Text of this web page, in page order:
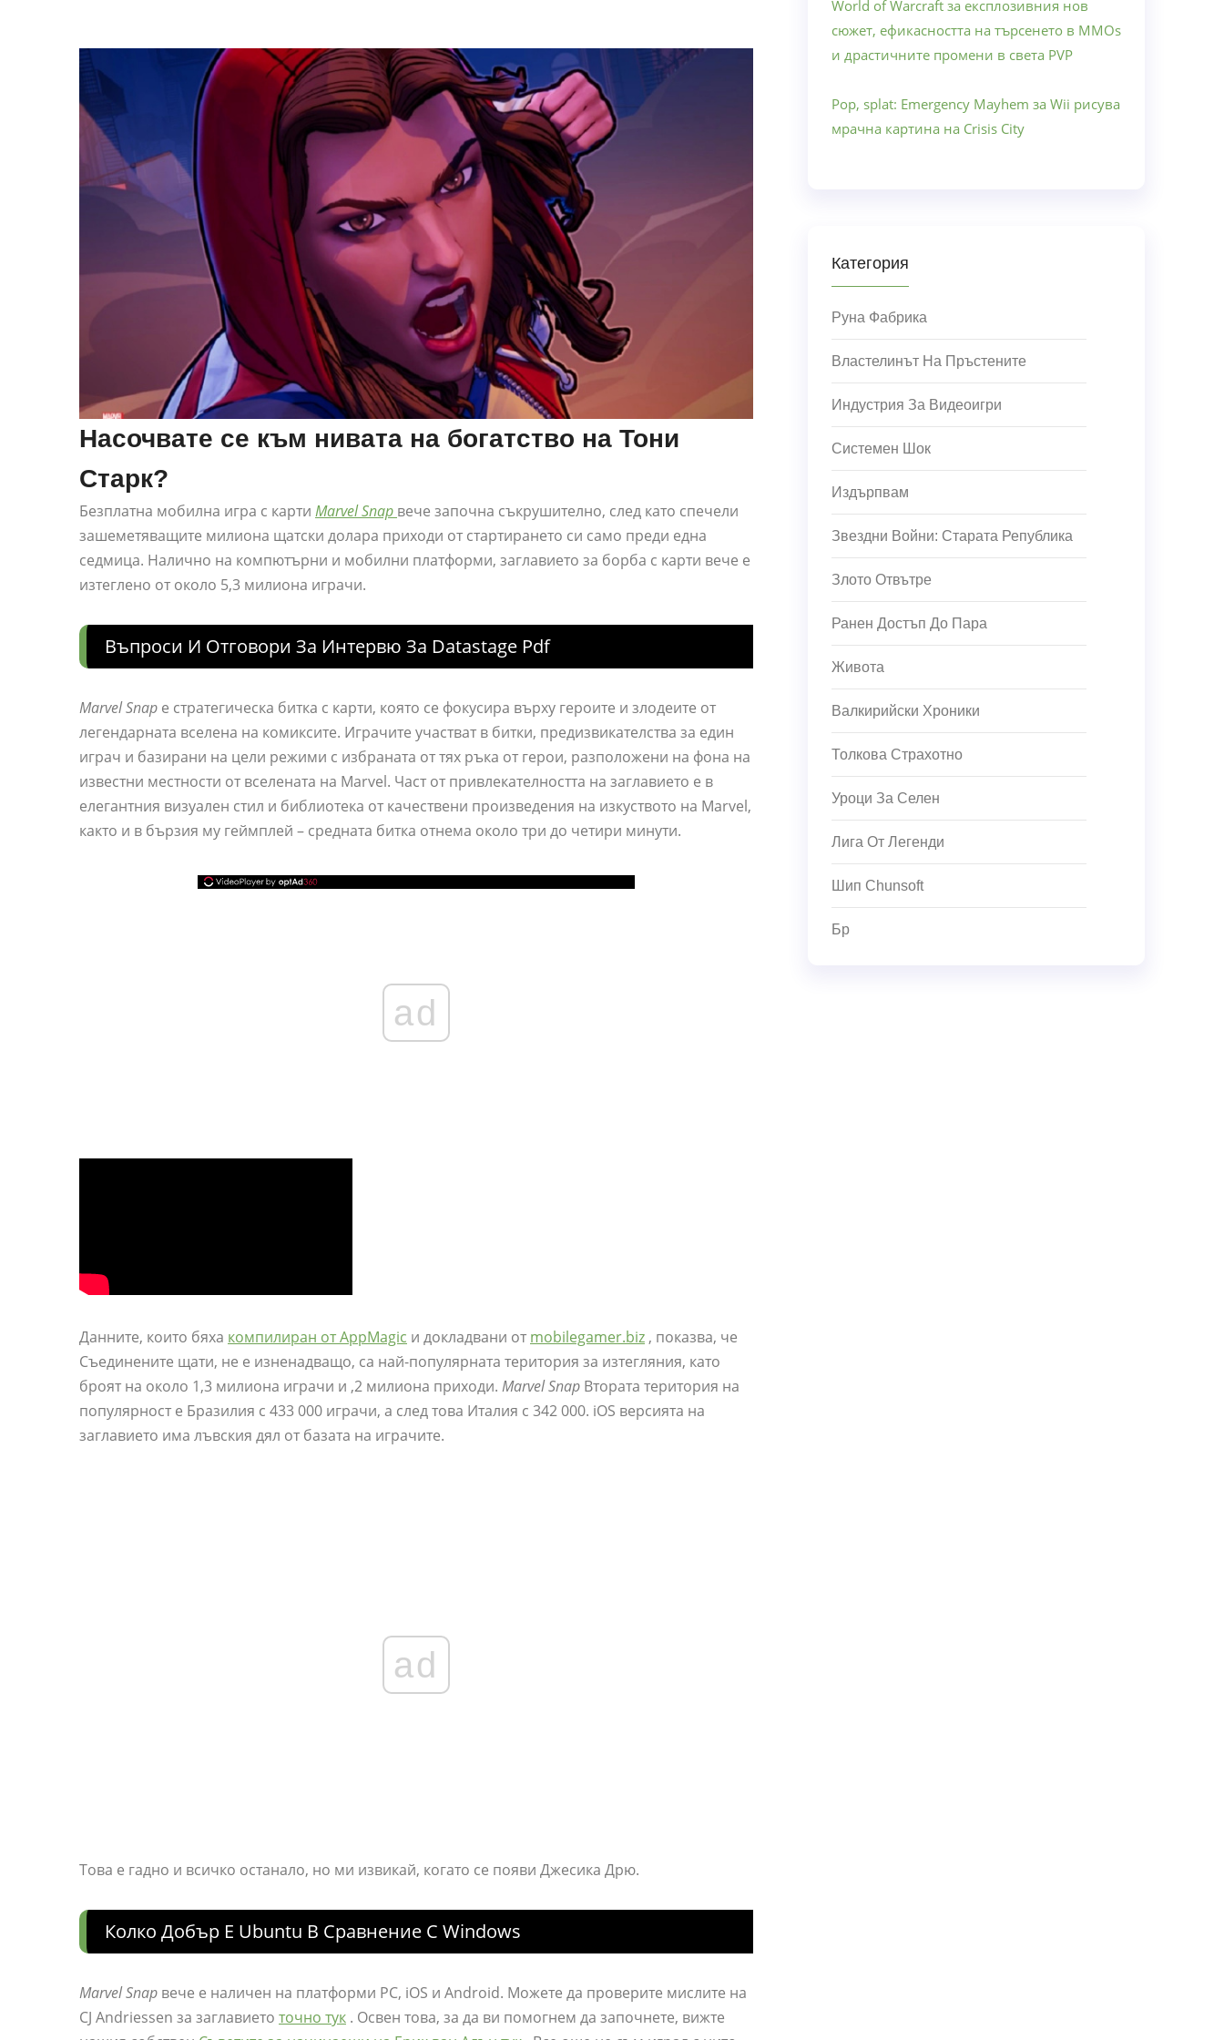
Насочвате се към нивата на богатство на Тони
Старк?
Безплатна мобилна игра с карти Marvel Snap вече започна съкрушително, след като спечели
зашеметяващите милиона щатски долара приходи от стартирането си само преди една
седмица. Налично на компютърни и мобилни платформи, заглавието за борба с карти вече е
изтеглено от около 5,3 милиона играчи.
Въпроси И Отговори За Интервю За Datastage Pdf
Marvel Snap е стратегическа битка с карти, която се фокусира върху героите и злодеите от
легендарната вселена на комиксите. Играчите участват в битки, предизвикателства за един
играч и базирани на цели режими с избраната от тях ръка от герои, разположени на фона на
известни местности от вселената на Marvel. Част от привлекателността на заглавието е в
елегантния визуален стил и библиотека от качествени произведения на изкуството на Marvel,
както и в бързия му геймплей – средната битка отнема около три до четири минути.
ad
Данните, които бяха компилиран от AppMagic и докладвани от mobilegamer.biz , показва, че
Съединените щати, не е изненадващо, са най-популярната територия за изтегляния, като
броят на около 1,3 милиона играчи и ,2 милиона приходи. Marvel Snap Втората територия на
популярност е Бразилия с 433 000 играчи, а след това Италия с 342 000. iOS версията на
заглавието има лъвския дял от базата на играчите.
ad
Това е гадно и всичко останало, но ми извикай, когато се появи Джесика Дрю.
Колко Добър Е Ubuntu В Сравнение С Windows
Marvel Snap вече е наличен на платформи PC, iOS и Android. Можете да проверите мислите на
CJ Andriessen за заглавието точно тук . Освен това, за да ви помогнем да започнете, вижте
World of Warcraft за експлозивния нов
сюжет, ефикасността на търсенето в MMOs
и драстичните промени в света PVP
Pop, splat: Emergency Mayhem за Wii рисува
мрачна картина на Crisis City
Категория
Руна Фабрика
Властелинът На Пръстените
Индустрия За Видеоигри
Системен Шок
Издърпвам
Звездни Войни: Старата Република
Злото Отвътре
Ранен Достъп До Пара
Живота
Валкирийски Хроники
Толкова Страхотно
Уроци За Селен
Лига От Легенди
Шип Chunsoft
Бр